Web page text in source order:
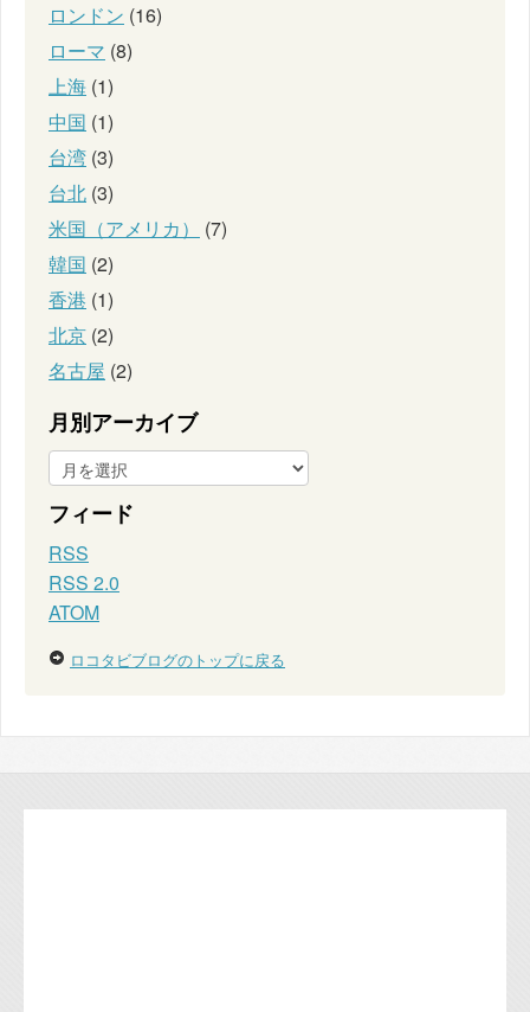
ロンドン (16)
ローマ (8)
上海 (1)
中国 (1)
台湾 (3)
台北 (3)
米国（アメリカ）
(7)
韓国 (2)
香港 (1)
北京 (2)
名古屋 (2)
月別アーカイブ
フィード
RSS
RSS 2.0
ATOM
ロコタビブログのトップに戻る